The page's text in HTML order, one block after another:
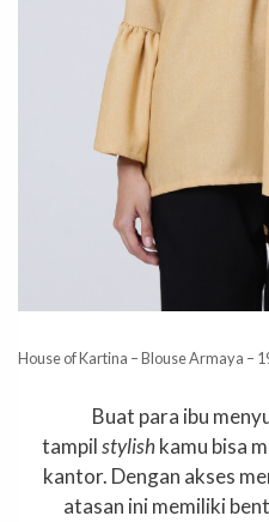
House of Kartina – Blouse Armaya –
Buat para ibu
tampilstylishkamu bisa
kantor. Dengan akses
atasan ini memiliki